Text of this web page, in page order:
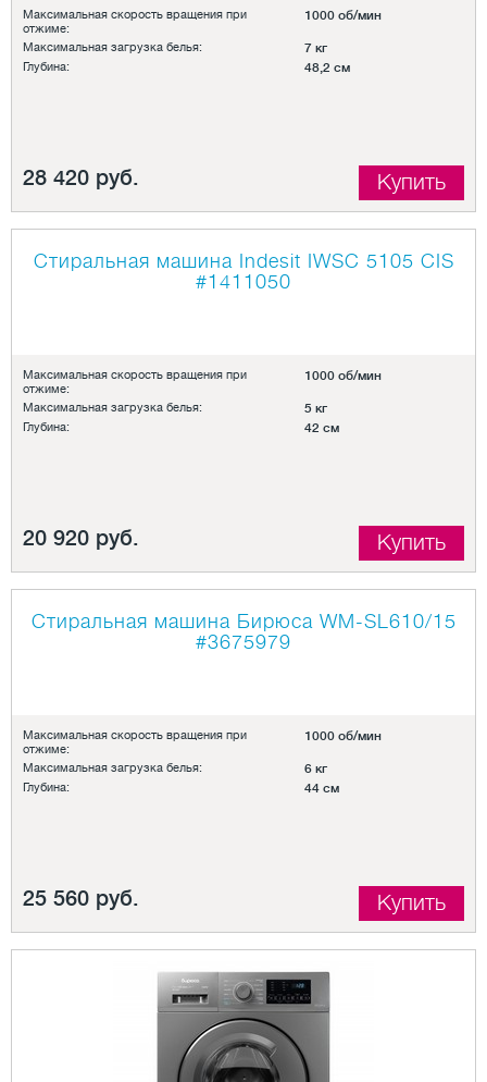
Максимальная скорость вращения при
отжиме:
1000 об/мин
Максимальная загрузка белья: 7 кг
Глубина: 48,2 см
28 420 руб. Купить
Стиральная машина Indesit IWSC 5105 CIS
#1411050
Максимальная скорость вращения при
отжиме:
1000 об/мин
Максимальная загрузка белья: 5 кг
Глубина: 42 см
20 920 руб. Купить
Стиральная машина Бирюса WM-SL610/15
#3675979
Максимальная скорость вращения при
отжиме:
1000 об/мин
Максимальная загрузка белья: 6 кг
Глубина: 44 см
25 560 руб. Купить